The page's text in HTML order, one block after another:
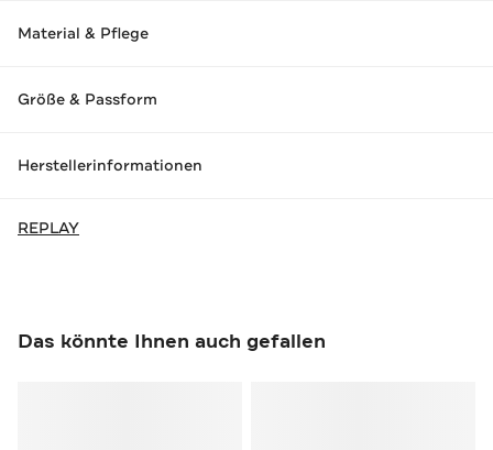
Material & Pflege
Größe & Passform
Herstellerinformationen
REPLAY
Das könnte Ihnen auch gefallen